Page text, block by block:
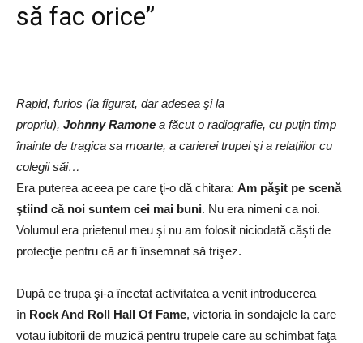
să fac orice”
Rapid, furios (la figurat, dar adesea şi la
propriu), Johnny Ramone a făcut o radiografie, cu puţin timp
înainte de tragica sa moarte, a carierei trupei şi a relaţiilor cu
colegii săi…
Era puterea aceea pe care ţi-o dă chitara: Am păşit pe scenă
ştiind că noi suntem cei mai buni. Nu era nimeni ca noi.
Volumul era prietenul meu şi nu am folosit niciodată căşti de
protecţie pentru că ar fi însemnat să trişez.
După ce trupa şi-a încetat activitatea a venit introducerea
în Rock And Roll Hall Of Fame, victoria în sondajele la care
votau iubitorii de muzică pentru trupele care au schimbat faţa